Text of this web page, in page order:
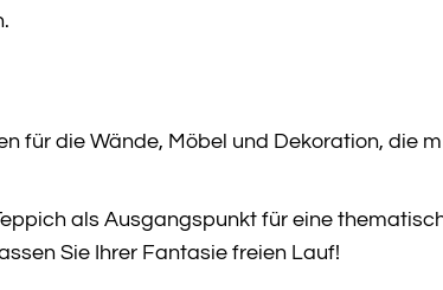
für die Wände, Möbel und Dekoration, die
als Ausgangspunkt für eine
Sie Ihrer Fantasie freien Lauf!